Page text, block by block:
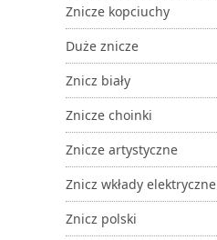
Znicze kopciuchy
Duże znicze
Znicz biały
Znicze choinki
Znicze artystyczne
Znicz wkłady elektryczne
Znicz polski